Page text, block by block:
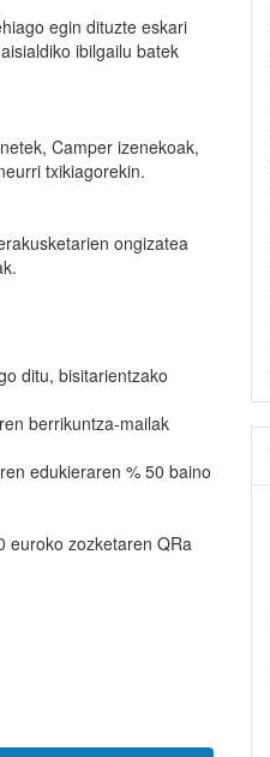
egin dituzte eskari
ibilgailu batek
Camper izenekoak,
txikiagorekin.
ongizatea
ditu, bisitarientzako
berrikuntza-mailak
edukieraren % 50 baino
euroko zozketaren QRa